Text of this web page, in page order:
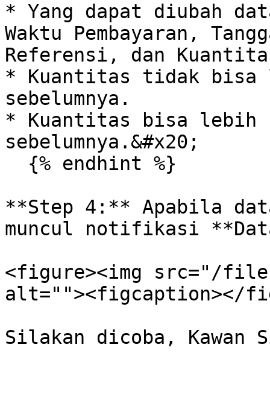
* Yang dapat diubah
Waktu Pembayaran,
Referensi, dan
* Kuantitas tidak bisa
sebelumnya.
* Kuantitas bisa lebih
sebelumnya.&#x20;
**Step 4:** Apabila
muncul notifikasi
<figure><img src="/files/
alt=""><figcaption></